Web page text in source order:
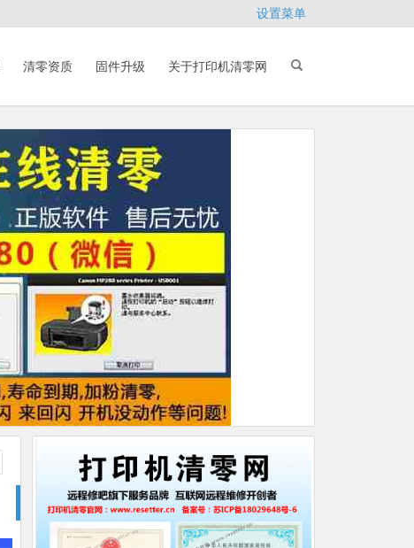
设置菜单
清零资质 固件升级 关于打印机清零网